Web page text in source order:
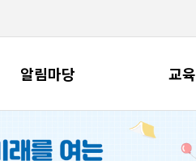
알림마당 교